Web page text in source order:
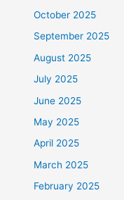
October 2025
September 2025
August 2025
July 2025
June 2025
May 2025
April 2025
March 2025
February 2025